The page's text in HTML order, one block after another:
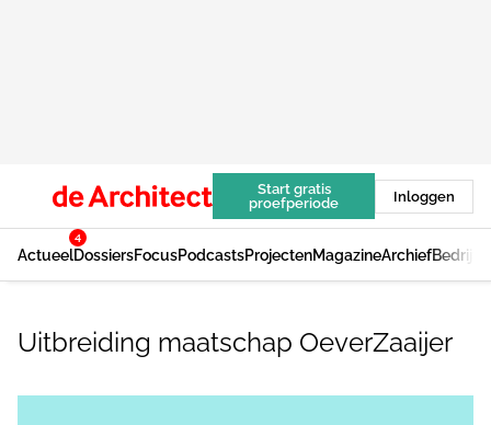
Start gratis
proefperiode
Inloggen
Actueel
4
DossiersFocusPodcastsProjectenMagazineArchief
Uitbreiding maatschap OeverZaaijer